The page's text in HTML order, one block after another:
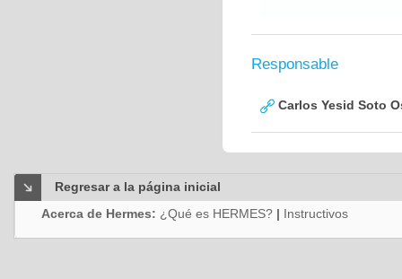
Responsable
Carlos Yesid Soto
Regresar a la página inicial
Acerca de Hermes: ¿Qué es HERMES? | Instructivos